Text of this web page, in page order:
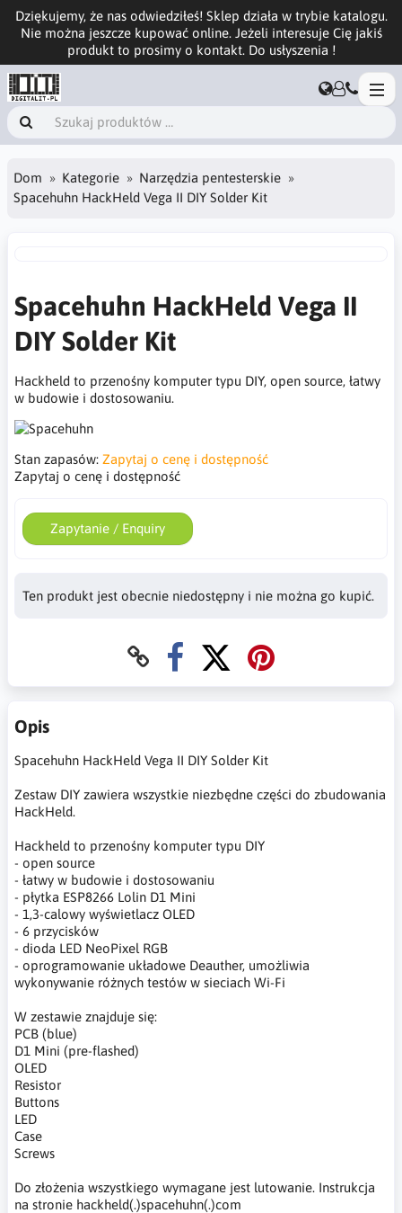
Dziękujemy, że nas odwiedziłeś! Sklep działa w trybie katalogu.
Nie można jeszcze kupować online. Jeżeli interesuje Cię jakiś
produkt to prosimy o kontakt. Do usłyszenia !
Dom Kategorie
Narzędzia pentesterskie
Spacehuhn HackHeld Vega II DIY Solder Kit
Spacehuhn HackHeld Vega II
DIY Solder Kit
Hackheld to przenośny komputer typu DIY, open source, łatwy
w budowie i dostosowaniu.
Stan zapasów: Zapytaj o cenę i dostępność
Zapytaj o cenę i dostępność
Zapytanie / Enquiry
Ten produkt jest obecnie niedostępny i nie można go kupić.
Opis
Spacehuhn HackHeld Vega II DIY Solder Kit
Zestaw DIY zawiera wszystkie niezbędne części do zbudowania
HackHeld.
Hackheld to przenośny komputer typu DIY
- open source
- łatwy w budowie i dostosowaniu
- płytka ESP8266 Lolin D1 Mini
- 1,3-calowy wyświetlacz OLED
- 6 przycisków
- dioda LED NeoPixel RGB
- oprogramowanie układowe Deauther, umożliwia
wykonywanie różnych testów w sieciach Wi-Fi
W zestawie znajduje się:
PCB (blue)
D1 Mini (pre-flashed)
OLED
Resistor
Buttons
LED
Case
Screws
Do złożenia wszystkiego wymagane jest lutowanie. Instrukcja
na stronie hackheld(.)spacehuhn(.)com